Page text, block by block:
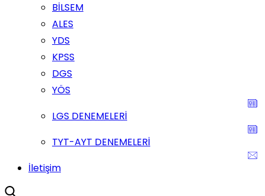
BİLSEM
ALES
YDS
KPSS
DGS
YÖS
LGS DENEMELERİ
TYT-AYT DENEMELERİ
İletişim